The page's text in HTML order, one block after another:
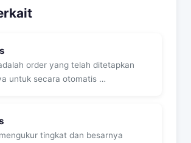
order yang telah ditetapkan
untuk secara otomatis …
tingkat dan besarnya